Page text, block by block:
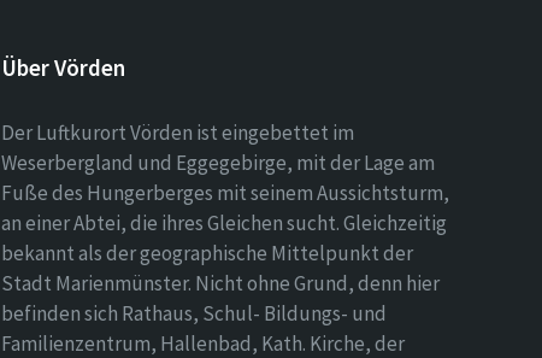
Über Vörden
Der Luftkurort Vörden ist eingebettet im
Weserbergland und Eggegebirge, mit der Lage am
Fuße des Hungerberges mit seinem Aussichtsturm,
an einer Abtei, die ihres Gleichen sucht. Gleichzeitig
bekannt als der geographische Mittelpunkt der
Stadt Marienmünster. Nicht ohne Grund, denn hier
befinden sich Rathaus, Schul- Bildungs- und
Familienzentrum, Hallenbad, Kath. Kirche, der